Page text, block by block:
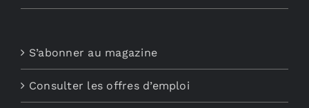
S’abonner au magazine
Consulter les offres d’emploi